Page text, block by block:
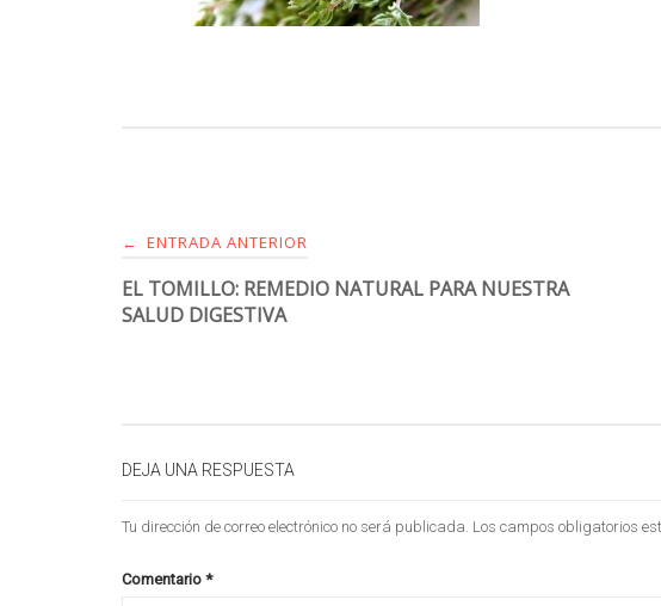
← ENTRADA ANTERIOR
EL TOMILLO: REMEDIO NATURAL PARA NUESTRA
SALUD DIGESTIVA
DEJA UNA RESPUESTA
Tu dirección de correo electrónico no será publicada. Los campos obligatorios
Comentario *